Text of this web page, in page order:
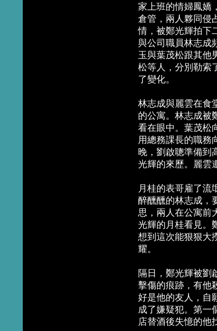
家上班的情婦鳳嬌
倉管，兩人夥同侵
情，被鄭光輝拍下
與公司職員林志成
玉與葉茂松跟其他
松等人，分別勒索
了變化。
林志成與麗雲在食
的公寓。林志成被
看在眼中。葉茂松
用總務課長的職務
晚，劉啟聰準備到
光輝的來歷。麗雲
月桂的表哥雇了流
醉醺醺的林志成，
思，兩人在公寓前
光輝的月桂看見。
想到這次能狠狠大
耀。
隔日，鄭光輝被劉
擊傷的痕跡，有他
好是他的友人，自
成了嫌疑犯。第一
店替酒後失憶的他